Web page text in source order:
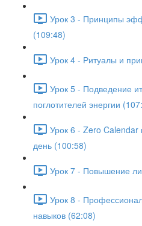
Урок 3 - Принципы
(109:48)
Урок 4 - Ритуалы и
Урок 5 - Подведение
поглотителей энергии
Урок 6 - Zero Calendar
день (100:58)
Урок 7 - Повышение
Урок 8 -
навыков (62:08)